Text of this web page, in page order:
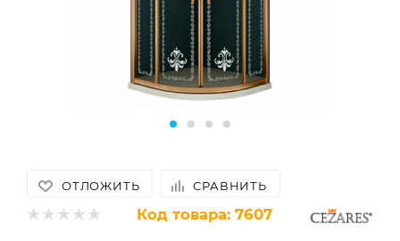
ОТЛОЖИТЬ СРАВНИТЬ
Код товара: 7607